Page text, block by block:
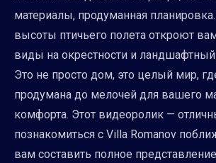
материалы, продуманная
высоты птичьего полета откроют
виды на окрестности и ландшафтный
Это не просто дом, это целый мир,
продумана до мелочей для вашего
комфорта. Этот видеоролик —
познакомиться с Villa Romanov
вам составить полное